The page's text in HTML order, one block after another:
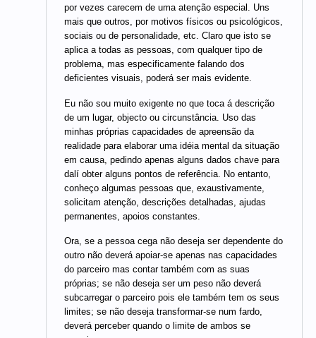
por vezes carecem de uma atenção especial. Uns
mais que outros, por motivos físicos ou psicológicos,
sociais ou de personalidade, etc. Claro que isto se
aplica a todas as pessoas, com qualquer tipo de
problema, mas especificamente falando dos
deficientes visuais, poderá ser mais evidente.
Eu não sou muito exigente no que toca á descrição
de um lugar, objecto ou circunstância. Uso das
minhas próprias capacidades de apreensão da
realidade para elaborar uma idéia mental da situação
em causa, pedindo apenas alguns dados chave para
dalí obter alguns pontos de referência. No entanto,
conheço algumas pessoas que, exaustivamente,
solicitam atenção, descrições detalhadas, ajudas
permanentes, apoios constantes.
Ora, se a pessoa cega não deseja ser dependente do
outro não deverá apoiar-se apenas nas capacidades
do parceiro mas contar também com as suas
próprias; se não deseja ser um peso não deverá
subcarregar o parceiro pois ele também tem os seus
limites; se não deseja transformar-se num fardo,
deverá perceber quando o limite de ambos se